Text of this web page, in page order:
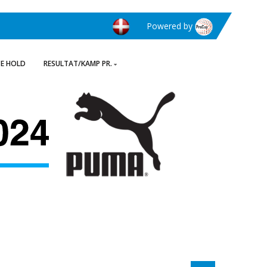
Powered by
HOLD RESULTAT/KAMP PR.